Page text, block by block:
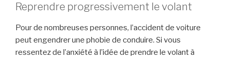
Reprendre progressivement le volant
Pour de nombreuses personnes, l’accident de voiture
peut engendrer une phobie de conduire. Si vous
ressentez de l’anxiété à l’idée de prendre le volant à